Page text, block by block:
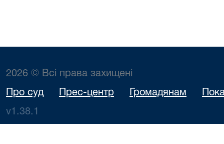
2026 © Всі права захищені
Про суд Прес-центр Громадянам
v1.38.1